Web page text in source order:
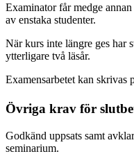
Examinator får medge
av enstaka studenter.
När kurs inte längre ges har
ytterligare två läsår.
Examensarbetet kan skrivas
Övriga krav för
Godkänd uppsats samt
seminarium.